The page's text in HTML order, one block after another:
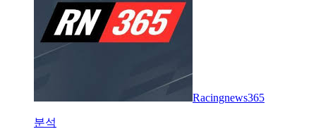
Racingnews365
분석